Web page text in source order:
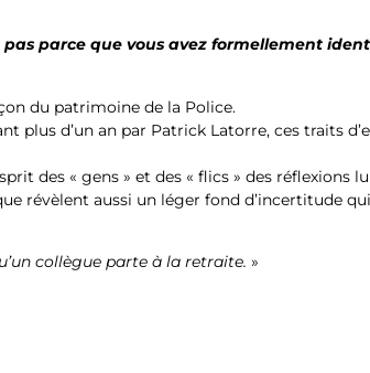
pas parce que vous avez formellement
du patrimoine de la Police.
plus d’un an par Patrick Latorre, ces traits
des « gens » et des « flics » des réflexions
révèlent aussi un léger fond d’incertitude
collègue parte à la retraite. »